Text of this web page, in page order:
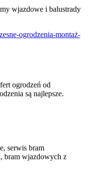
wjazdowe i balustrady
ogrodzeń od
są najlepsze.
serwis bram
bram wjazdowych z